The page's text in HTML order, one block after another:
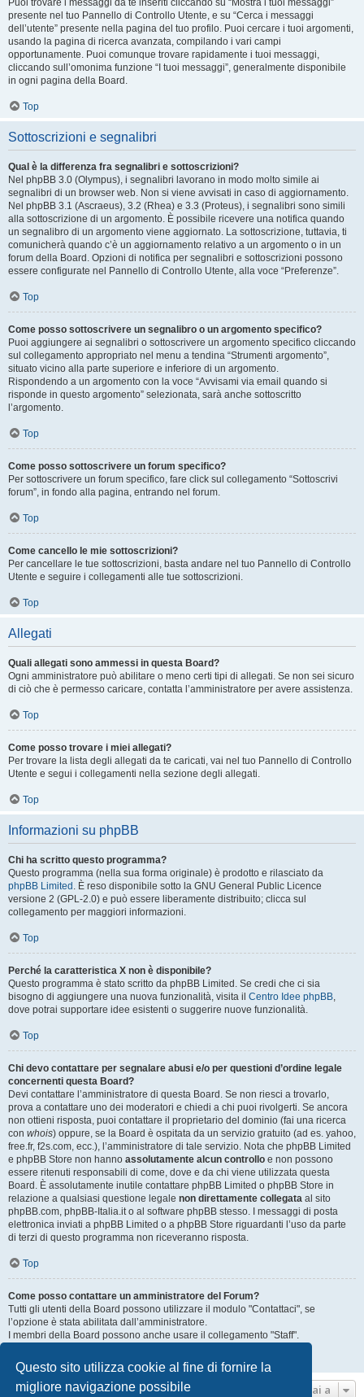
Questo sito utilizza cookie al fine di fornire la
migliore navigazione possibile
Puoi trovare i messaggi da te inseriti cliccando su “Mostra i tuoi messaggi”
presente nel tuo Pannello di Controllo Utente, e su “Cerca i messaggi
dell’utente” presente nella pagina del tuo profilo. Puoi cercare i tuoi argomenti,
usando la pagina di ricerca avanzata, compilando i vari campi
opportunamente. Puoi comunque trovare rapidamente i tuoi messaggi,
cliccando sull’omonima funzione “I tuoi messaggi”, generalmente disponibile
in ogni pagina della Board.
Top
Sottoscrizioni e segnalibri
Qual è la differenza fra segnalibri e sottoscrizioni?
Nel phpBB 3.0 (Olympus), i segnalibri lavorano in modo molto simile ai
segnalibri di un browser web. Non si viene avvisati in caso di aggiornamento.
Nel phpBB 3.1 (Ascraeus), 3.2 (Rhea) e 3.3 (Proteus), i segnalibri sono simili
alla sottoscrizione di un argomento. È possibile ricevere una notifica quando
un segnalibro di un argomento viene aggiornato. La sottoscrizione, tuttavia, ti
comunicherà quando c’è un aggiornamento relativo a un argomento o in un
forum della Board. Opzioni di notifica per segnalibri e sottoscrizioni possono
essere configurate nel Pannello di Controllo Utente, alla voce “Preferenze”.
Top
Come posso sottoscrivere un segnalibro o un argomento specifico?
Puoi aggiungere ai segnalibri o sottoscrivere un argomento specifico cliccando
sul collegamento appropriato nel menu a tendina “Strumenti argomento”,
situato vicino alla parte superiore e inferiore di un argomento.
Rispondendo a un argomento con la voce “Avvisami via email quando si
risponde in questo argomento” selezionata, sarà anche sottoscritto
l’argomento.
Top
Come posso sottoscrivere un forum specifico?
Per sottoscrivere un forum specifico, fare click sul collegamento “Sottoscrivi
forum”, in fondo alla pagina, entrando nel forum.
Top
Come cancello le mie sottoscrizioni?
Per cancellare le tue sottoscrizioni, basta andare nel tuo Pannello di Controllo
Utente e seguire i collegamenti alle tue sottoscrizioni.
Top
Allegati
Quali allegati sono ammessi in questa Board?
Ogni amministratore può abilitare o meno certi tipi di allegati. Se non sei sicuro
di ciò che è permesso caricare, contatta l’amministratore per avere assistenza.
Top
Come posso trovare i miei allegati?
Per trovare la lista degli allegati da te caricati, vai nel tuo Pannello di Controllo
Utente e segui i collegamenti nella sezione degli allegati.
Top
Informazioni su phpBB
Chi ha scritto questo programma?
Questo programma (nella sua forma originale) è prodotto e rilasciato da
phpBB Limited . È reso disponibile sotto la GNU General Public Licence
versione 2 (GPL-2.0) e può essere liberamente distribuito; clicca sul
collegamento per maggiori informazioni.
Top
Perché la caratteristica X non è disponibile?
Questo programma è stato scritto da phpBB Limited. Se credi che ci sia
bisogno di aggiungere una nuova funzionalità, visita il Centro Idee phpBB,
dove potrai supportare idee esistenti o suggerire nuove funzionalità.
Top
Chi devo contattare per segnalare abusi e/o per questioni d’ordine legale
concernenti questa Board?
Devi contattare l’amministratore di questa Board. Se non riesci a trovarlo,
prova a contattare uno dei moderatori e chiedi a chi puoi rivolgerti. Se ancora
non ottieni risposta, puoi contattare il proprietario del dominio (fai una ricerca
con whois) oppure, se la Board è ospitata da un servizio gratuito (ad es. yahoo,
free.fr, f2s.com, ecc.), l’amministratore di tale servizio. Nota che phpBB Limited
e phpBB Store non hanno assolutamente alcun controllo e non possono
essere ritenuti responsabili di come, dove e da chi viene utilizzata questa
Board. È assolutamente inutile contattare phpBB Limited o phpBB Store in
relazione a qualsiasi questione legale non direttamente collegata al sito
phpBB.com, phpBB-Italia.it o al software phpBB stesso. I messaggi di posta
elettronica inviati a phpBB Limited o a phpBB Store riguardanti l’uso da parte
di terzi di questo programma non riceveranno risposta.
Top
Come posso contattare un amministratore del Forum?
Tutti gli utenti della Board possono utilizzare il modulo "Contattaci", se
l’opzione è stata abilitata dall’amministratore.
I membri della Board possono anche usare il collegamento "Staff".
Top
Vai a